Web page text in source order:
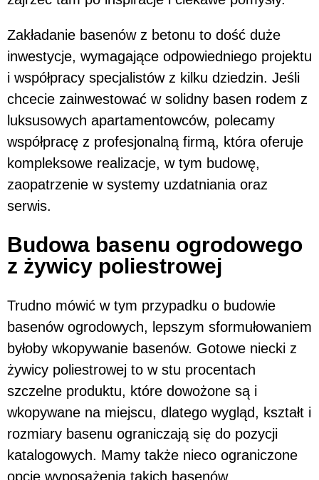
Zakładanie basenów z betonu to dość duże
inwestycje, wymagające odpowiedniego projektu
i współpracy specjalistów z kilku dziedzin. Jeśli
chcecie zainwestować w solidny basen rodem z
luksusowych apartamentowców, polecamy
współpracę z profesjonalną firmą, która oferuje
kompleksowe realizacje, w tym budowę,
zaopatrzenie w systemy uzdatniania oraz
serwis.
Budowa basenu ogrodowego
z żywicy poliestrowej
Trudno mówić w tym przypadku o budowie
basenów ogrodowych, lepszym sformułowaniem
byłoby wkopywanie basenów. Gotowe niecki z
żywicy poliestrowej to w stu procentach
szczelne produktu, które dowożone są i
wkopywane na miejscu, dlatego wygląd, kształt i
rozmiary basenu ograniczają się do pozycji
katalogowych. Mamy także nieco ograniczone
opcje wyposażenia takich basenów